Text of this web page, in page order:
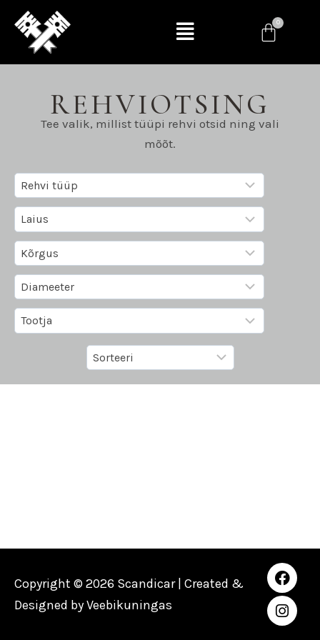
REHVIOTSING
Tee valik, millist tüüpi rehvi otsid ning vali
mõõt.
Copyright © 2026 Scandicar | Created &
Designed byVeebikuningas